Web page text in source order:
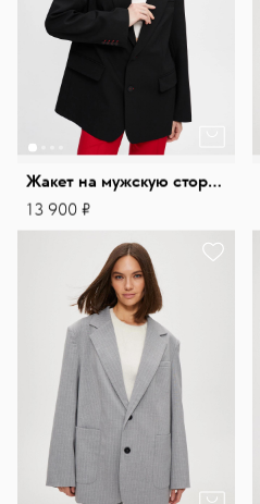
Жакет на мужскую сторону
13 900 ₽